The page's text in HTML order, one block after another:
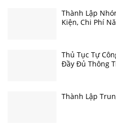
Thành Lập
Kiện, Chi Phí
Thủ Tục Tự
Đầy Đủ Thông
Thành Lập